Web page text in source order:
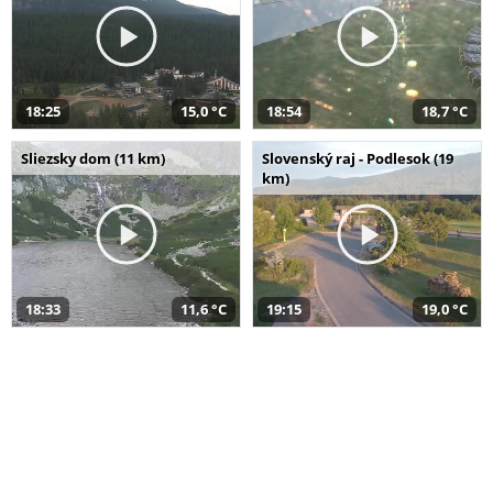
18:25 15,0 °C 18:54 18,7 °C
Sliezsky dom (11 km)
18:33 11,6 °C
Slovenský raj - Podlesok (19
km)
19:15 19,0 °C